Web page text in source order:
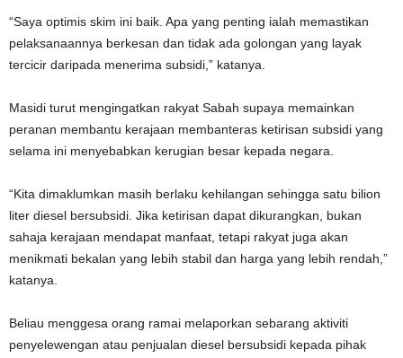
“Saya optimis skim ini baik. Apa yang penting ialah memastikan
pelaksanaannya berkesan dan tidak ada golongan yang layak
tercicir daripada menerima subsidi,” katanya.
Masidi turut mengingatkan rakyat Sabah supaya memainkan
peranan membantu kerajaan membanteras ketirisan subsidi yang
selama ini menyebabkan kerugian besar kepada negara.
“Kita dimaklumkan masih berlaku kehilangan sehingga satu bilion
liter diesel bersubsidi. Jika ketirisan dapat dikurangkan, bukan
sahaja kerajaan mendapat manfaat, tetapi rakyat juga akan
menikmati bekalan yang lebih stabil dan harga yang lebih rendah,”
katanya.
Beliau menggesa orang ramai melaporkan sebarang aktiviti
penyelewengan atau penjualan diesel bersubsidi kepada pihak